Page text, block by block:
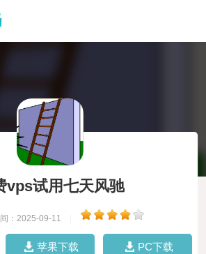
vps试用七天风驰
：2025-09-11
苹果下载 PC下载